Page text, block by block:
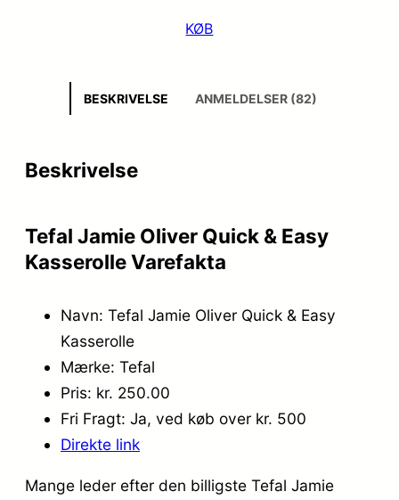
KØB
BESKRIVELSE ANMELDELSER (82)
Beskrivelse
Tefal Jamie Oliver Quick & Easy
Kasserolle Varefakta
Navn: Tefal Jamie Oliver Quick & Easy
Kasserolle
Mærke: Tefal
Pris: kr. 250.00
Fri Fragt: Ja, ved køb over kr. 500
Direkte link
Mange leder efter den billigste Tefal Jamie